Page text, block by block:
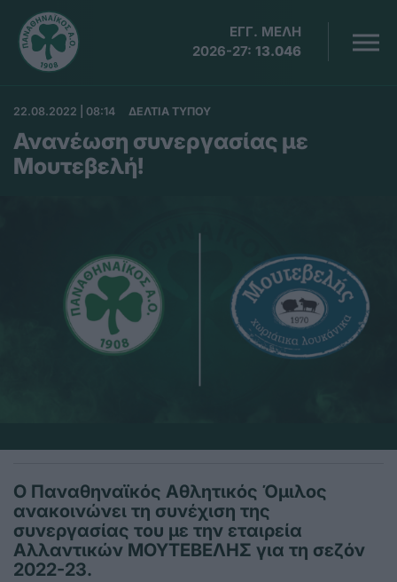
ΕΓΓ. ΜΕΛΗ
2026-27: 13.046
22.08.2022 | 08:14 ΔΕΛΤΙΑ ΤΥΠΟΥ
Ανανέωση συνεργασίας με
Μουτεβελή!
Ο Παναθηναϊκός Αθλητικός Όμιλος
ανακοινώνει τη συνέχιση της
συνεργασίας του με την εταιρεία
Αλλαντικών ΜΟΥΤΕΒΕΛΗΣ για τη σεζόν
2022-23.